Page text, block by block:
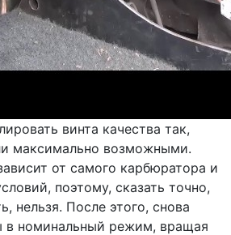
винта качества так,
максимально возможными.
от самого карбюратора и
поэтому, сказать точно,
нельзя. После этого, снова
в номинальный режим, вращая